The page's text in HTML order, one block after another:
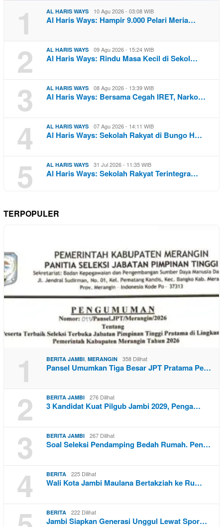
1 AL HARIS WAYS 10 Agu 2026 - 03:08 WIB
Al Haris Ways: Hampir 9.000 Pelari Meria…
2 AL HARIS WAYS 09 Agu 2026 - 15:24 WIB
Al Haris Ways: Rindu Masa Kecil di Sekol…
3 AL HARIS WAYS 08 Agu 2026 - 13:39 WIB
Al Haris Ways: Bersama Cegah IRET, Narko…
4 AL HARIS WAYS 07 Agu 2026 - 14:11 WIB
Al Haris Ways: Sekolah Rakyat di Bungo H…
5 AL HARIS WAYS 31 Jul 2026 - 11:35 WIB
Al Haris Ways: Sekolah Rakyat Terintegra…
TERPOPULER
1 BERITA JAMBI, MERANGIN 358 Dilihat
Pansel Umumkan Tiga Besar JPT Pratama Pe…
2 BERITA JAMBI 276 Dilihat
3 Kandidat Kuat Pilgub Jambi 2029, Penga…
3 BERITA JAMBI 267 Dilihat
Soal Seleksi Pendamping Bedah Rumah. Pen…
4 BERITA 225 Dilihat
Wali Kota Jambi Maulana Bertakziah ke Ru…
BERITA 222 Dilihat
Jambi Siapkan Generasi Unggul Lewat Spor…